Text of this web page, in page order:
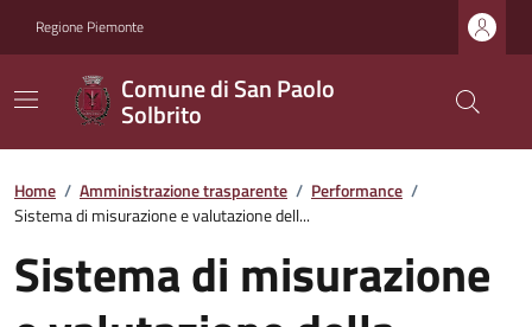
Regione Piemonte
Comune di San Paolo
Solbrito
Home / Amministrazione trasparente / Performance /
Sistema di misurazione e valutazione dell...
Sistema di misurazione